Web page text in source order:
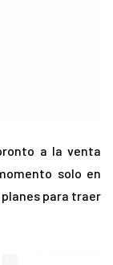
a la venta
solo en
para traer